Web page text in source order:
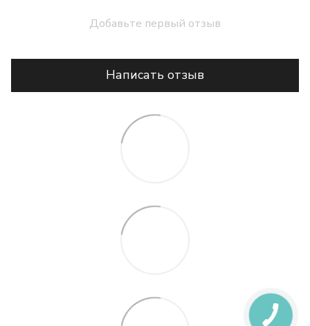
Добавьте первый отзыв
Написать отзыв